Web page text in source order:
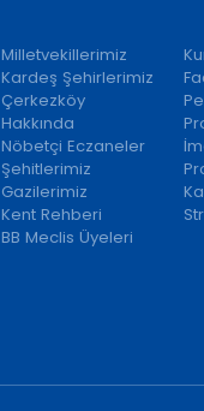
Milletvekillerimiz
Kardeş Şehirlerimiz
Çerkezköy
Hakkında
Nöbetçi Eczaneler
Şehitlerimiz
Gazilerimiz
Kent Rehberi
BB Meclis Üyeleri